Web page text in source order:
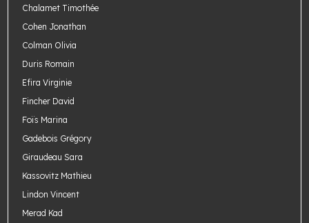
Chalamet Timothée
Cohen Jonathan
Colman Olivia
Duris Romain
Efira Virginie
Fincher David
Foïs Marina
Gadebois Grégory
Giraudeau Sara
Kassovitz Mathieu
Lindon Vincent
Merad Kad